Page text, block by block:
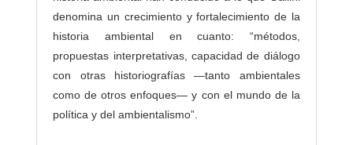
denomina un crecimiento y fortalecimiento de la
historia ambiental en cuanto: “métodos,
propuestas interpretativas, capacidad de diálogo
con otras historiografías —tanto ambientales
como de otros enfoques— y con el mundo de la
política y del ambientalismo”.